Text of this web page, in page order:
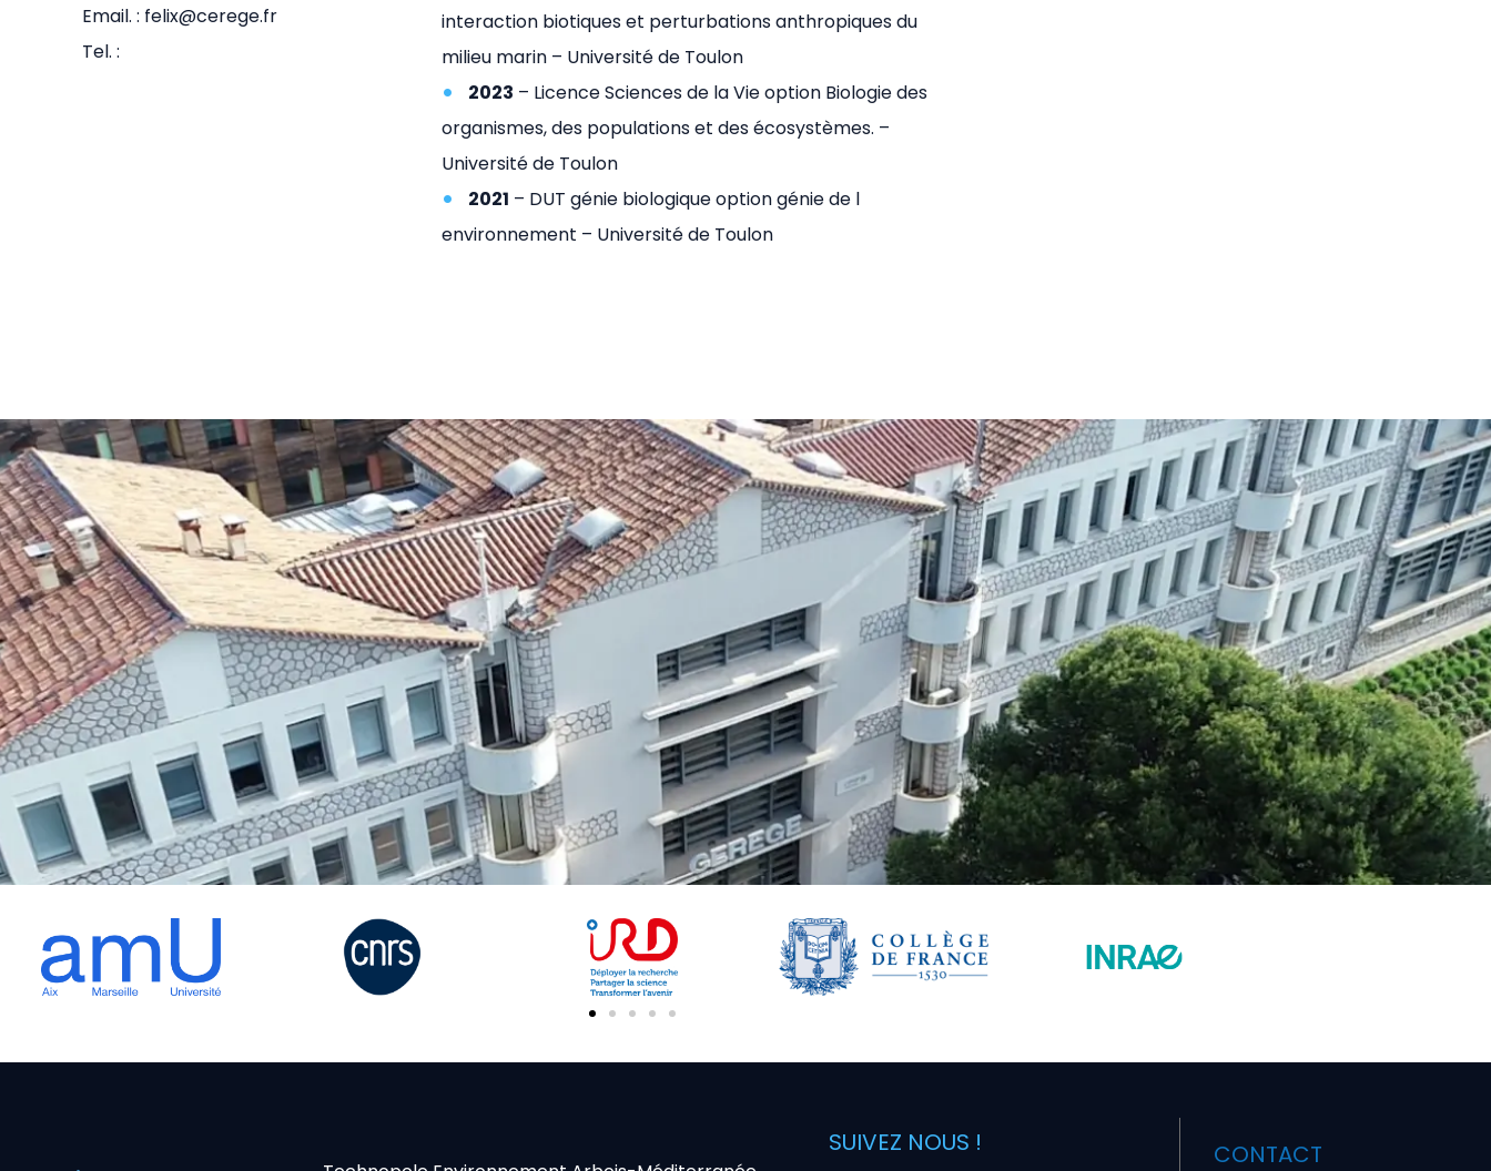
Email. : felix@cerege.fr
Tel. :
interaction biotiques et perturbations anthropiques du
milieu marin – Université de Toulon
2023 – Licence Sciences de la Vie option Biologie des
organismes, des populations et des écosystèmes. –
Université de Toulon
2021 – DUT génie biologique option génie de l
environnement – Université de Toulon
SUIVEZ NOUS ! CONTACT